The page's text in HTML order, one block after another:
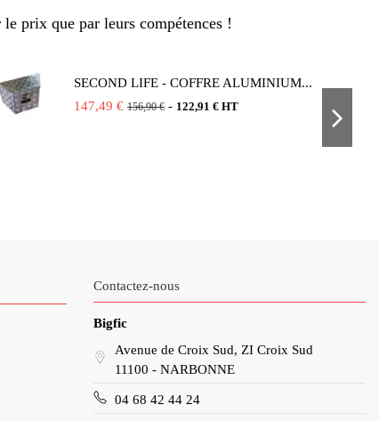
prix que par leurs compétences !
SECOND LIFE - COFFRE ALUMINIUM...
147,49 € 156,90 € - 122,91 € HT
Contactez-nous
Bigfic
Avenue de Croix Sud, ZI Croix Sud
11100 - NARBONNE
04 68 42 44 24